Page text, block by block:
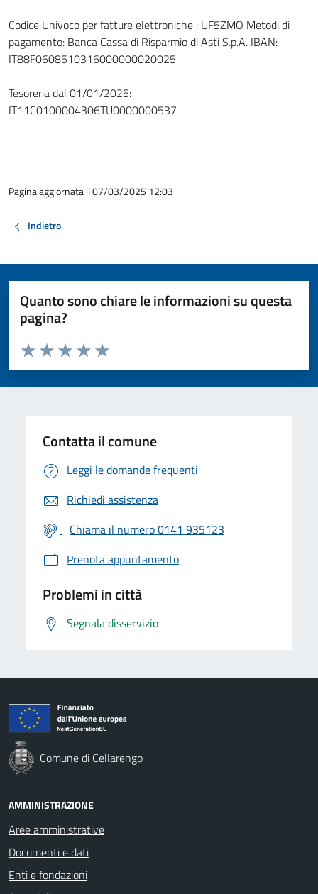
Codice Univoco per fatture elettroniche : UF5ZMO Metodi di
pagamento: Banca Cassa di Risparmio di Asti S.p.A. IBAN:
IT88F0608510316000000020025
Tesoreria dal 01/01/2025:
IT11C0100004306TU0000000537
Pagina aggiornata il 07/03/2025 12:03
Indietro
Quanto sono chiare le informazioni su questa
pagina?
Valuta da 1 a 5 stelle la pagina
Valuta 5 stelle su 5
Valuta 4 stelle su 5
Valuta 3 stelle su 5
Valuta 2 stelle su 5
Valuta 1 stelle su 5
Contatta il comune
Leggi le domande frequenti
Richiedi assistenza
Chiama il numero 0141 935123
Prenota appuntamento
Problemi in città
Segnala disservizio
Comune di Cellarengo
AMMINISTRAZIONE
Aree amministrative
Documenti e dati
Enti e fondazioni